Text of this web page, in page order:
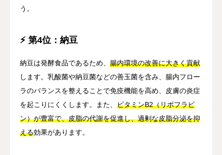
う。
⚡ 第4位：納豆
納豆は発酵食品であるため、 腸内環境の改善に大きく貢献
します。乳酸菌や納豆菌などの善玉菌を含み、腸内フロー
ラのバランスを整えることで免疫機能を高め、皮膚の炎症
を起こりにくくします。また、 ビタミンB2（リボフラビ
ン）が豊富で、皮脂の代謝を促進し、過剰な皮脂分泌を抑
える効果があります。